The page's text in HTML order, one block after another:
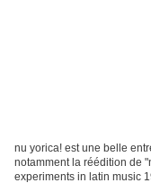
nu yorica! est une belle
notamment la réédition de
experiments in latin music